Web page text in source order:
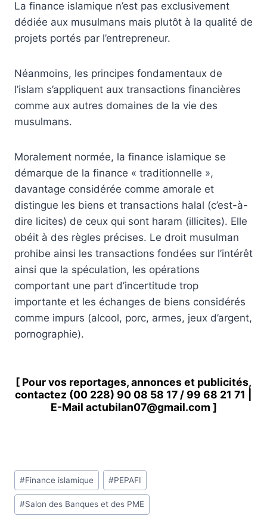
La finance islamique n’est pas exclusivement
dédiée aux musulmans mais plutôt à la qualité de
projets portés par l’entrepreneur.
Néanmoins, les principes fondamentaux de
l’islam s’appliquent aux transactions financières
comme aux autres domaines de la vie des
musulmans.
Moralement normée, la finance islamique se
démarque de la finance « traditionnelle »,
davantage considérée comme amorale et
distingue les biens et transactions halal (c’est-à-
dire licites) de ceux qui sont haram (illicites). Elle
obéit à des règles précises. Le droit musulman
prohibe ainsi les transactions fondées sur l’intérêt
ainsi que la spéculation, les opérations
comportant une part d’incertitude trop
importante et les échanges de biens considérés
comme impurs (alcool, porc, armes, jeux d’argent,
pornographie).
[ Pour vos reportages, annonces et publicités,
contactez (00 228) 90 08 58 17 / 99 68 21 71
E-Mail actubilan07@gmail.com ]
Étiquettes
de
la
#Finance islamique #PEPAFI
#Salon des Banques et des PME